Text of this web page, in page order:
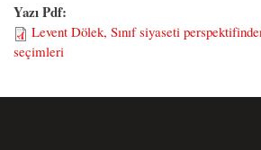
Yazı Pdf:
Levent Dölek, Sınıf siyaseti
seçimleri